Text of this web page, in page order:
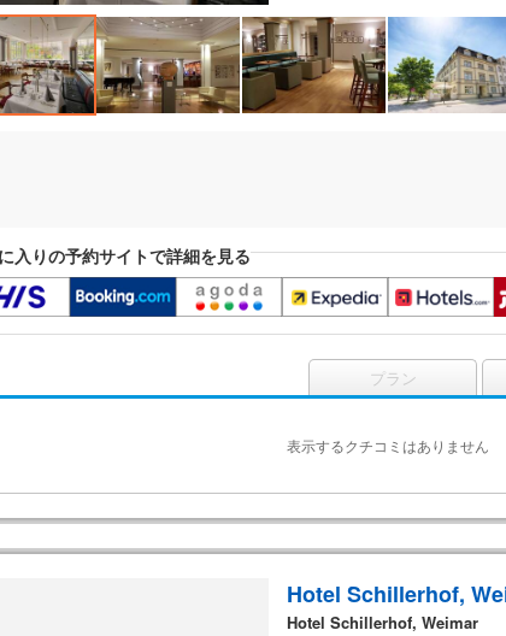
入りの予約サイトで詳細を見る
プラン
表示するクチコミはありません
Hotel Schillerhof,
Hotel Schillerhof, Weimar